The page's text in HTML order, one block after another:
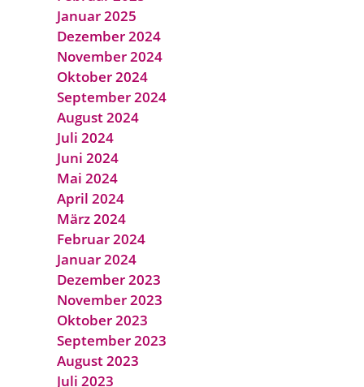
Januar 2025
Dezember 2024
November 2024
Oktober 2024
September 2024
August 2024
Juli 2024
Juni 2024
Mai 2024
April 2024
März 2024
Februar 2024
Januar 2024
Dezember 2023
November 2023
Oktober 2023
September 2023
August 2023
Juli 2023